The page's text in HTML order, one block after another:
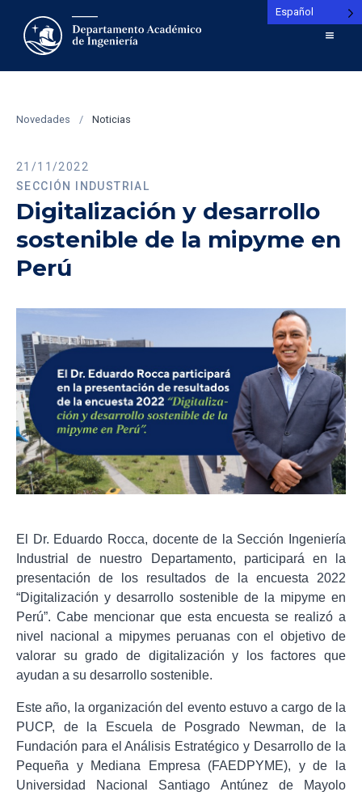
Novedades / Noticias
21/11/2022
SECCIÓN INDUSTRIAL
Digitalización y desarrollo
sostenible de la mipyme en
Perú
El Dr. Eduardo Rocca, docente de la Sección Ingeniería
Industrial de nuestro Departamento, participará en la
presentación de los resultados de la encuesta 2022
“Digitalización y desarrollo sostenible de la mipyme en
Perú”. Cabe mencionar que esta encuesta se realizó a
nivel nacional a mipymes peruanas con el objetivo de
valorar su grado de digitalización y los factores que
ayudan a su desarrollo sostenible.
Este año, la organización del evento estuvo a cargo de la
PUCP, de la Escuela de Posgrado Newman, de la
Fundación para el Análisis Estratégico y Desarrollo de la
Pequeña y Mediana Empresa (FAEDPYME), y de la
Universidad Nacional Santiago Antúnez de Mayolo
Español